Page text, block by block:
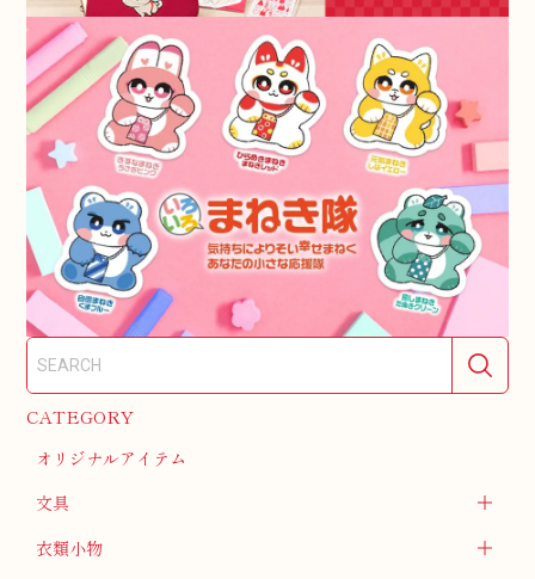
CATEGORY
オリジナルアイテム
文具
衣類小物